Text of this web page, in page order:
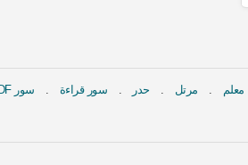
معلم مرتل حدر سور قراءة سور PDF